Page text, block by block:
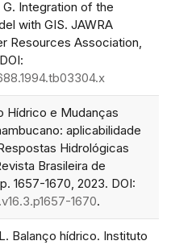
G. Integration of the
with GIS. JAWRA
Resources Association,
Hídrico e Mudanças
aplicabilidade
Hidrológicas
Brasileira de
1657-1670, 2023. DOI:
1670.
Balanço hídrico. Instituto